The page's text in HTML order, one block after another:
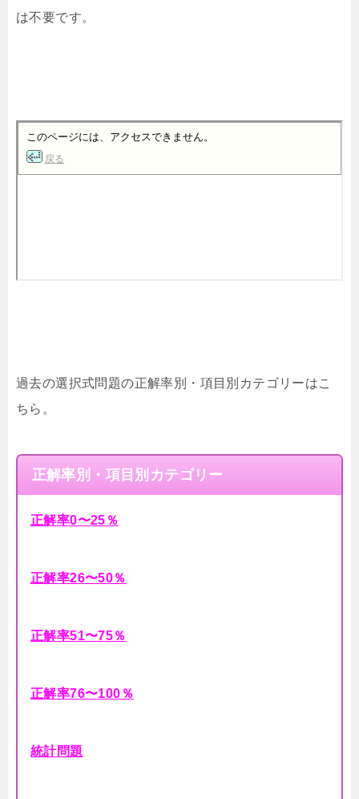
は不要です。
過去の選択式問題の正解率別・項目別カテゴリーはこ
ちら。
正解率別・項目別カテゴリー
正解率0〜25％
正解率26〜50％
正解率51〜75％
正解率76〜100％
統計問題